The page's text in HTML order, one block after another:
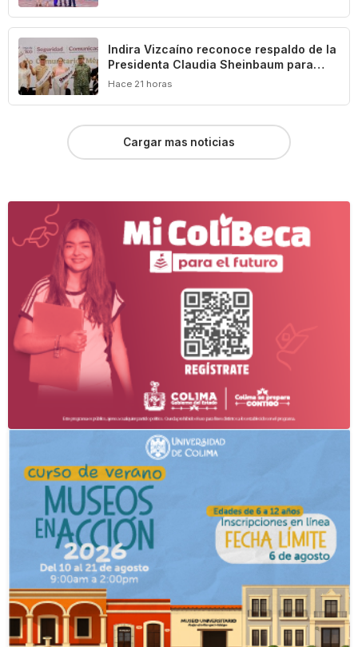
Indira Vizcaíno reconoce respaldo de la
Presidenta Claudia Sheinbaum para
impulsar el desarrollo de Manzanillo y
Hace 21 horas
Cargar mas noticias